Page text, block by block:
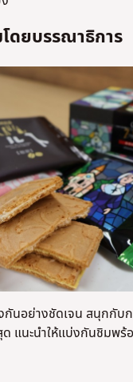
ดยบรรณาธิการ
กันอย่างชัดเจน สนุกกับ
ด แนะนำให้แบ่งกันชิมพ